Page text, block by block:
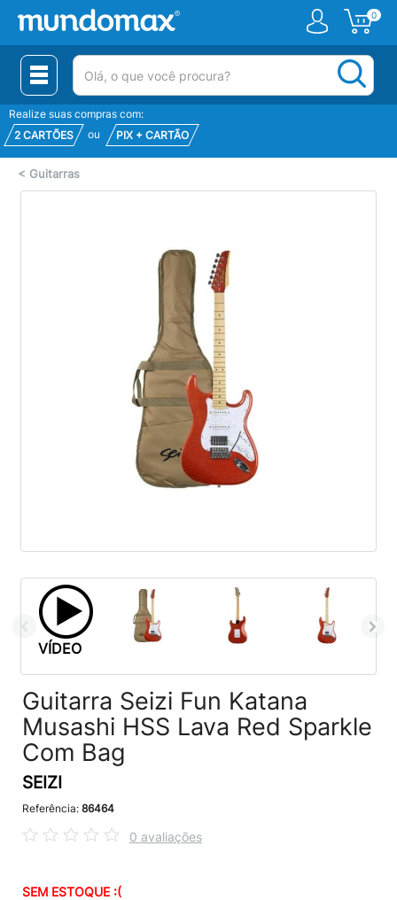
0
(pesquisar)
Realize suas compras com:
2 CARTÕES
ou PIX + CARTÃO
< Guitarras
VÍDEO
Guitarra Seizi Fun Katana
Musashi HSS Lava Red Sparkle
Com Bag
SEIZI
Referência: 86464
0 avaliações
SEM ESTOQUE :(